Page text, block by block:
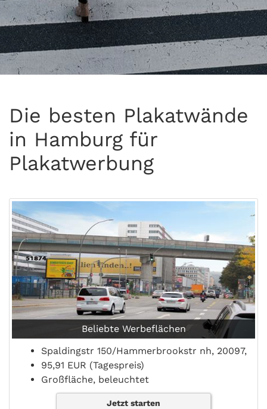
Die besten Plakatwände
in Hamburg für
Plakatwerbung
Beliebte Werbeflächen
Spaldingstr 150/Hammerbrookstr nh, 20097,
95,91 EUR (Tagespreis)
Großfläche, beleuchtet
Jetzt starten